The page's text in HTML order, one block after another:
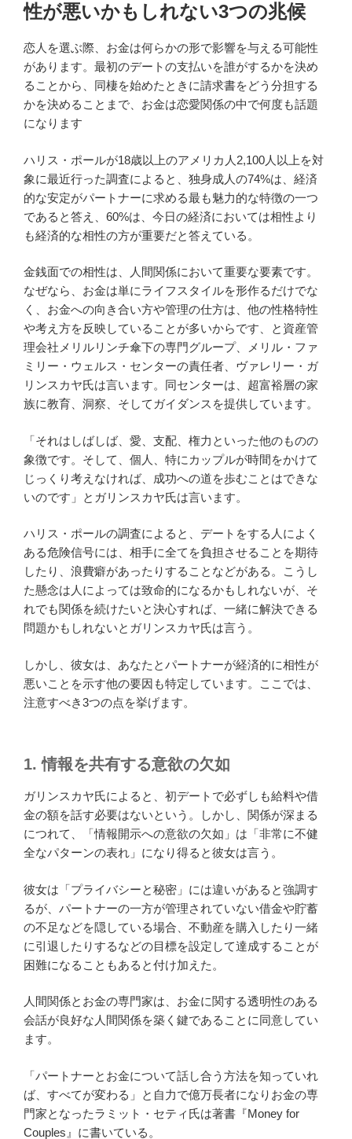
性が悪いかもしれない3つの兆候
恋人を選ぶ際、お金は何らかの形で影響を与える可能性
があります。最初のデートの支払いを誰がするかを決め
ることから、同棲を始めたときに請求書をどう分担する
かを決めることまで、お金は恋愛関係の中で何度も話題
になります
ハリス・ポールが18歳以上のアメリカ人2,100人以上を対
象に最近行った調査によると、独身成人の74%は、経済
的な安定がパートナーに求める最も魅力的な特徴の一つ
であると答え、60%は、今日の経済においては相性より
も経済的な相性の方が重要だと答えている。
金銭面での相性は、人間関係において重要な要素です。
なぜなら、お金は単にライフスタイルを形作るだけでな
く、お金への向き合い方や管理の仕方は、他の性格特性
や考え方を反映していることが多いからです、と資産管
理会社メリルリンチ傘下の専門グループ、メリル・ファ
ミリー・ウェルス・センターの責任者、ヴァレリー・ガ
リンスカヤ氏は言います。同センターは、超富裕層の家
族に教育、洞察、そしてガイダンスを提供しています。
「それはしばしば、愛、支配、権力といった他のものの
象徴です。そして、個人、特にカップルが時間をかけて
じっくり考えなければ、成功への道を歩むことはできな
いのです」とガリンスカヤ氏は言います。
ハリス・ポールの調査によると、デートをする人によく
ある危険信号には、相手に全てを負担させることを期待
したり、浪費癖があったりすることなどがある。こうし
た懸念は人によっては致命的になるかもしれないが、そ
れでも関係を続けたいと決心すれば、一緒に解決できる
問題かもしれないとガリンスカヤ氏は言う。
しかし、彼女は、あなたとパートナーが経済的に相性が
悪いことを示す他の要因も特定しています。ここでは、
注意すべき3つの点を挙げます。
1.情報を共有する意欲の欠如
ガリンスカヤ氏によると、初デートで必ずしも給料や借
金の額を話す必要はないという。しかし、関係が深まる
につれて、「情報開示への意欲の欠如」は「非常に不健
全なパターンの表れ」になり得ると彼女は言う。
彼女は「プライバシーと秘密」には違いがあると強調す
るが、パートナーの一方が管理されていない借金や貯蓄
の不足などを隠している場合、不動産を購入したり一緒
に引退したりするなどの目標を設定して達成することが
困難になることもあると付け加えた。
人間関係とお金の専門家は、お金に関する透明性のある
会話が良好な人間関係を築く鍵であることに同意してい
ます。
「パートナーとお金について話し合う方法を知っていれ
ば、すべてが変わる」と自力で億万長者になりお金の専
門家となったラミット・セティ氏は著書『Money for
Couples』に書いている。